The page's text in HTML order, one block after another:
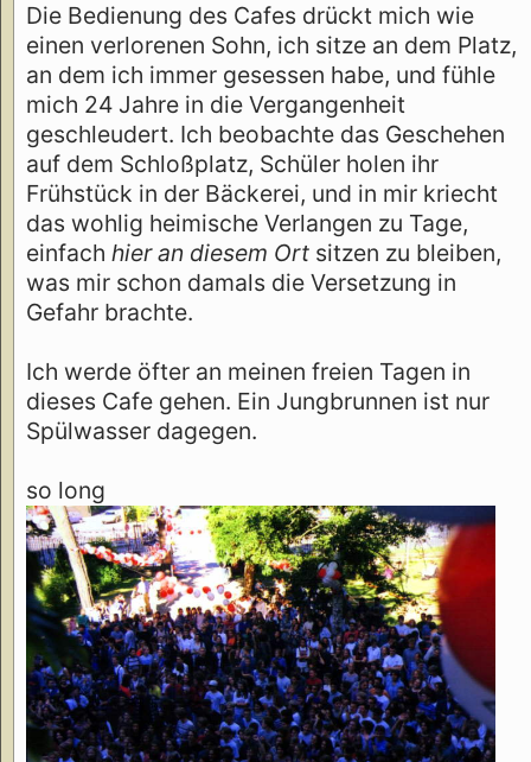
Die Bedienung des Cafes drückt mich wie
einen verlorenen Sohn, ich sitze an dem Platz,
an dem ich immer gesessen habe, und fühle
mich 24 Jahre in die Vergangenheit
geschleudert. Ich beobachte das Geschehen
auf dem Schloßplatz, Schüler holen ihr
Frühstück in der Bäckerei, und in mir kriecht
das wohlig heimische Verlangen zu Tage,
einfach hier an diesem Ort sitzen zu bleiben,
was mir schon damals die Versetzung in
Gefahr brachte.
Ich werde öfter an meinen freien Tagen in
dieses Cafe gehen. Ein Jungbrunnen ist nur
Spülwasser dagegen.
so long